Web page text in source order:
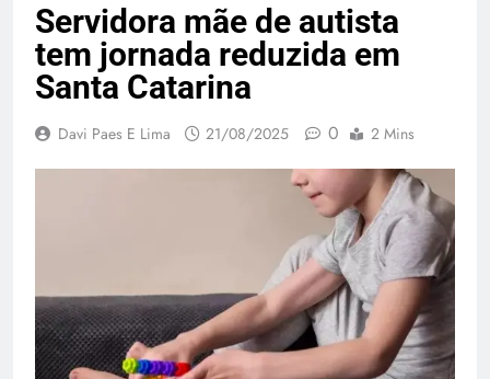
Servidora mãe de autista
tem jornada reduzida em
Santa Catarina
Davi Paes E Lima 21/08/2025 0 2 Mins